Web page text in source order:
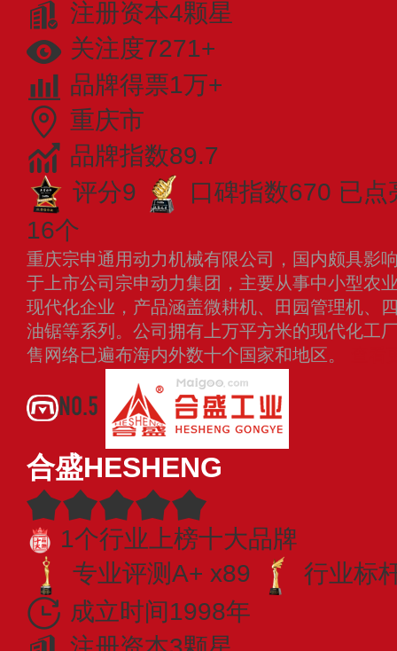
注册资本4颗星
关注度7271+
品牌得票1万+
重庆市
品牌指数89.7
评分9
口碑指数670 已点
16个
重庆宗申通用动力机械有限公司，国内颇具影
于上市公司宗申动力集团，主要从事中小型农
现代化企业，产品涵盖微耕机、田园管理机、
油锯等系列。公司拥有上万平方米的现代化工
售网络已遍布海内外数十个国家和地区。
NO.5
合盛HESHENG
1个行业上榜十大品牌
专业评测A+ x89
行业标
成立时间1998年